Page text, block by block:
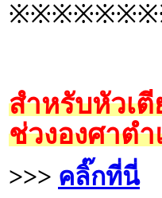
สำหรับหัวเ
ช่วงองศาต
>>> คลิ๊กที่นี่